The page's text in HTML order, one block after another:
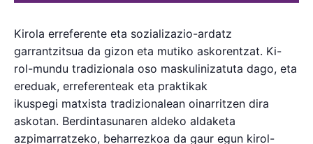
Kirola erreferente eta sozializazio-ardatz
garrantzitsua da gizon eta mutiko askorentzat. Ki-
rol-mundu tradizionala oso maskulinizatuta dago, eta
ereduak, erreferenteak eta praktikak
ikuspegi matxista tradizionalean oinarritzen dira
askotan. Berdintasunaren aldeko aldaketa
azpimarratzeko, beharrezkoa da gaur egun kirol-